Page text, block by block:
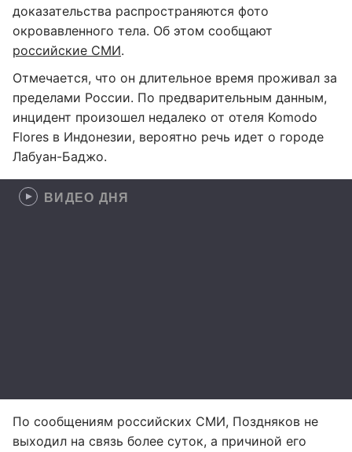
доказательства распространяются фото
окровавленного тела. Об этом сообщают
российские СМИ.
Отмечается, что он длительное время проживал за
пределами России. По предварительным данным,
инцидент произошел недалеко от отеля Komodo
Flores в Индонезии, вероятно речь идет о городе
Лабуан-Баджо.
ВИДЕО ДНЯ
По сообщениям российских СМИ, Поздняков не
выходил на связь более суток, а причиной его